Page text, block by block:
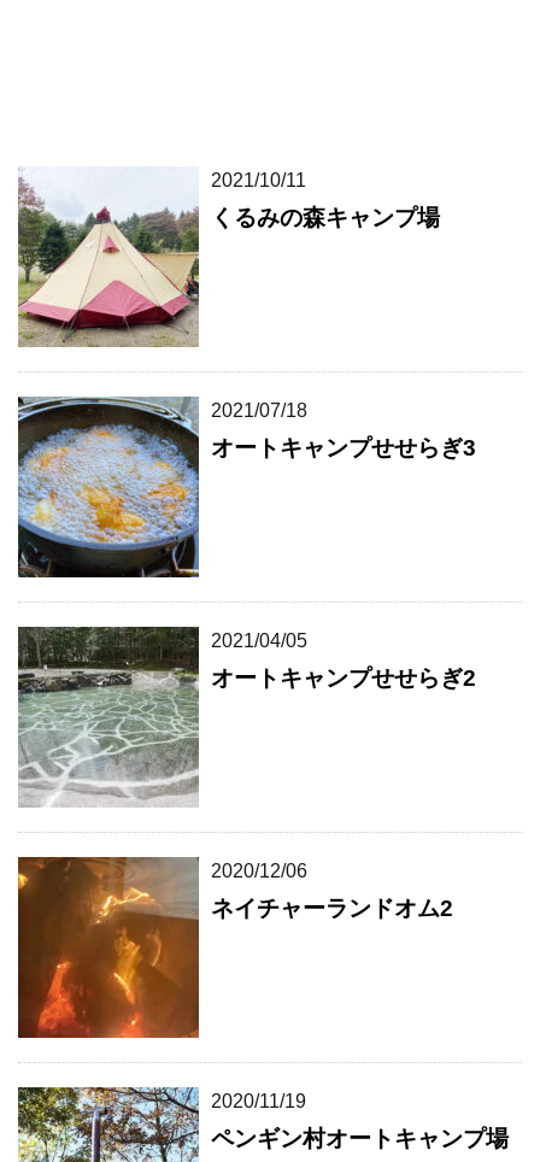
2021/10/11
くるみの森キャンプ場
2021/07/18
オートキャンプせせらぎ3
2021/04/05
オートキャンプせせらぎ2
2020/12/06
ネイチャーランドオム2
2020/11/19
ペンギン村オートキャンプ場